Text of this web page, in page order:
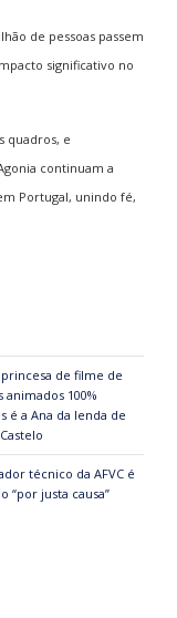
de pessoas passem
significativo no
quadros, e
continuam a
Portugal, unindo fé,
de filme de
animados 100%
é a Ana da lenda de
técnico da AFVC é
“por justa causa”